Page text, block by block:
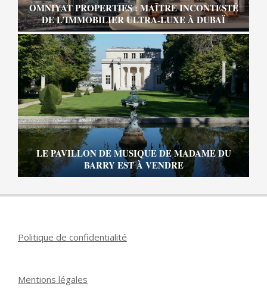
OMNIYAT PROPERTIES : MAÎTRE INCONTESTÉ
DE L’IMMOBILIER ULTRA-LUXE À DUBAÏ
LE PAVILLON DE MUSIQUE DE MADAME DU
BARRY EST À VENDRE
Politique de confidentialité
Mentions légales